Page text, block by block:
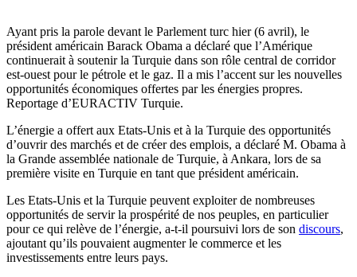
Ayant pris la parole devant le Parlement turc hier (6 avril), le
président américain Barack Obama a déclaré que l’Amérique
continuerait à soutenir la Turquie dans son rôle central de corridor
est-ouest pour le pétrole et le gaz. Il a mis l’accent sur les nouvelles
opportunités économiques offertes par les énergies propres.
Reportage d’EURACTIV Turquie.
L’énergie a offert aux Etats-Unis et à la Turquie des opportunités
d’ouvrir des marchés et de créer des emplois, a déclaré M. Obama à
la Grande assemblée nationale de Turquie, à Ankara, lors de sa
première visite en Turquie en tant que président américain.
Les Etats-Unis et la Turquie peuvent exploiter de nombreuses
opportunités de servir la prospérité de nos peuples, en particulier
pour ce qui relève de l’énergie, a-t-il poursuivi lors de son discours,
ajoutant qu’ils pouvaient augmenter le commerce et les
investissements entre leurs pays.